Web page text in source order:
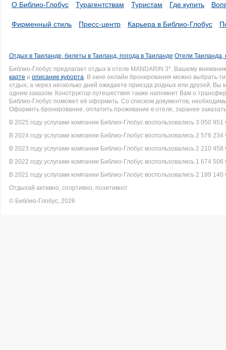
О Библио-Глобус Турагентствам Туристам Где купить
Фирменный стиль Пресс-центр Карьера в Библио-Глобус
Отдых в Таиланде, билеты в Таиланд, погода в Таиланде Отели Таиланда,
Библио-Глобус предлагает отдых в отеле MANDARIN 3*. Вашему
карте и описание курорта. В окне онлайн бронирования можно выбрать
отдых, а через несколько дней ожидаете приезда родных или друзей, Вы
одним заказом. Конструктор путешествия также напомнит Вам о
Библио-Глобус поможет её оформить. Со списком документов,
Оформить бронирование, оплатить проживание в отеле, заранее
В 2025 году услугами компании Библио-Глобус воспользовались 3 050 951
В 2024 году услугами компании Библио-Глобус воспользовались 2 576 234
В 2023 году услугами компании Библио-Глобус воспользовались 2 210 458
В 2022 году услугами компании Библио-Глобус воспользовались 1 674 506
В 2021 году услугами компании Библио-Глобус воспользовались 2 199 140
Отдыхай активно, спортивно, позитивно!
© Библио-Глобус, 2026